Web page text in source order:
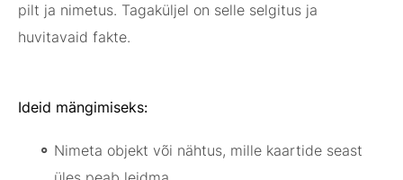
pilt ja nimetus. Tagaküljel on selle selgitus ja
huvitavaid fakte.
Ideid mängimiseks:
Nimeta objekt või nähtus, mille kaartide seast